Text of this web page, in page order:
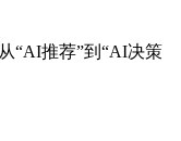
“AI推荐”到“AI决策